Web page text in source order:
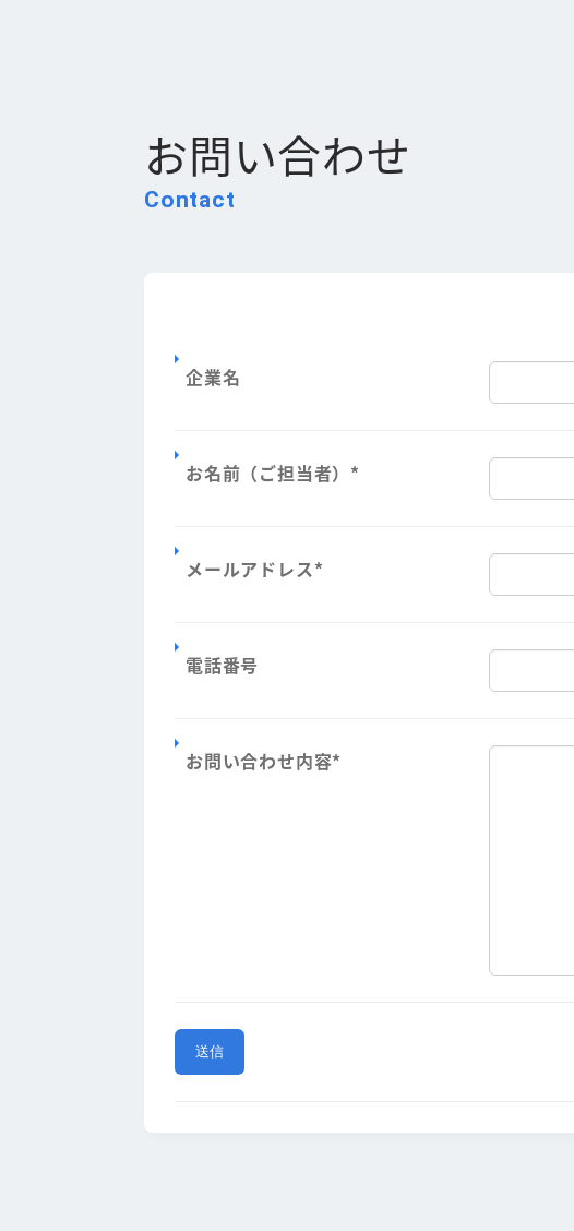
Contact
お問い合わせ
企業名
お名前（ご担当者） *
メールアドレス*
電話番号
お問い合わせ内容*